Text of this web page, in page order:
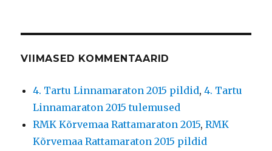
VIIMASED KOMMENTAARID
4. Tartu Linnamaraton 2015 pildid,4. Tartu
Linnamaraton 2015 tulemused
RMK Kõrvemaa Rattamaraton 2015,RMK
Kõrvemaa Rattamaraton 2015 pildid